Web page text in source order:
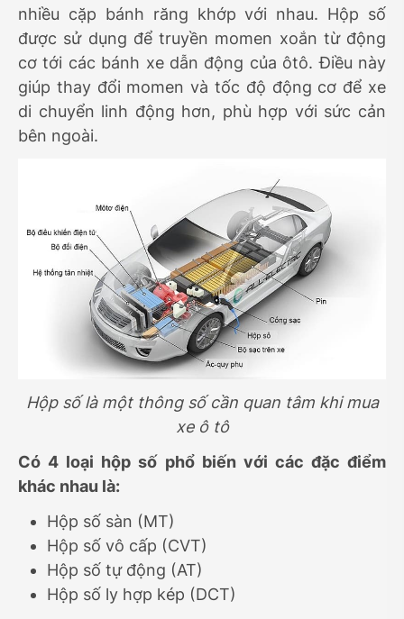
nhiều cặp bánh răng khớp với nhau. Hộp số
được sử dụng để truyền momen xoắn từ động
cơ tới các bánh xe dẫn động của ôtô. Điều này
giúp thay đổi momen và tốc độ động cơ để xe
di chuyển linh động hơn, phù hợp với sức cản
bên ngoài.
Hộp số là một thông số cần quan tâm khi mua
xe ô tô
Có 4 loại hộp số phổ biến với các đặc điểm
khác nhau là:
Hộp số sàn (MT)
Hộp số vô cấp (CVT)
Hộp số tự động (AT)
Hộp số ly hợp kép (DCT)